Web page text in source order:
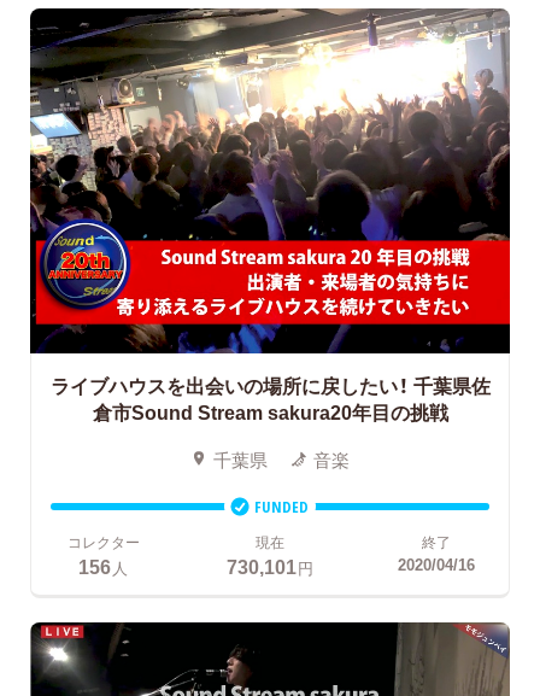
ライブハウスを出会いの場所に戻したい！ 千葉県佐
倉市Sound Stream sakura20年目の挑戦
千葉県 音楽
FUNDED
コレクター
156人
現在
730,101円
終了
2020/04/16